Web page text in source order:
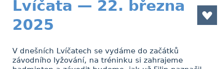
Lvíčata — 22. března
2025
V dnešních Lvíčatech se vydáme do začátků
závodního lyžování, na tréninku si zahrajeme